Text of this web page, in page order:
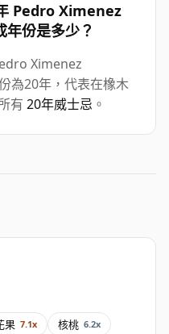
Pedro Ximenez
份是多少？
Ximenez
為20年，代表在橡木
有 20年威士忌 。
果 7.1x 核桃 6.2x